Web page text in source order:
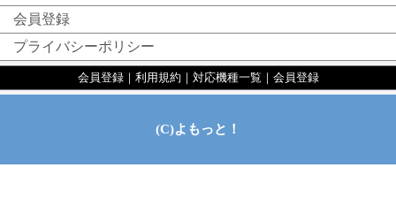
会員登録
プライバシーポリシー
会員登録｜ 利用規約 ｜ 対応機種一覧 ｜ 会員登録
(C)よもっと！